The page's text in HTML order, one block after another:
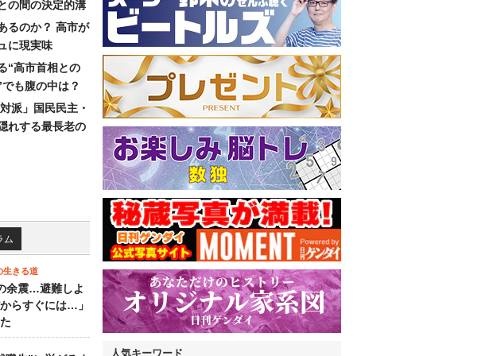
の間の決定的溝
るのか？ 高市が
に現実味
“高市首相との
も腹の中は？
派」国民民主・
れする最長老の
ム
生きる道
余震…避難しよ
らすぐには…」
人気キーワード